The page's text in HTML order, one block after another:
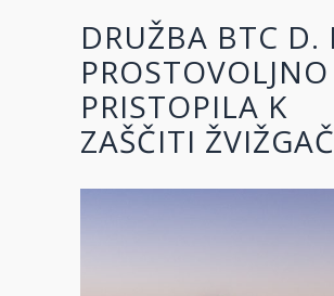
DRUŽBA BTC D.
PROSTOVOLJNO
PRISTOPILA K
ZAŠČITI